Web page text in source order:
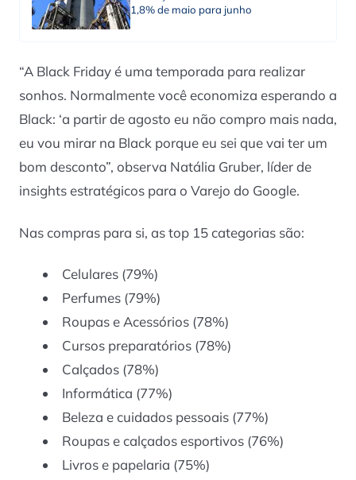
1,8% de maio para junho
“A Black Friday é uma temporada para realizar
sonhos. Normalmente você economiza esperando a
Black: ‘a partir de agosto eu não compro mais nada,
eu vou mirar na Black porque eu sei que vai ter um
bom desconto”, observa Natália Gruber, líder de
insights estratégicos para o Varejo do Google.
Nas compras para si, as top 15 categorias são:
Celulares (79%)
Perfumes (79%)
Roupas e Acessórios (78%)
Cursos preparatórios (78%)
Calçados (78%)
Informática (77%)
Beleza e cuidados pessoais (77%)
Roupas e calçados esportivos (76%)
Livros e papelaria (75%)